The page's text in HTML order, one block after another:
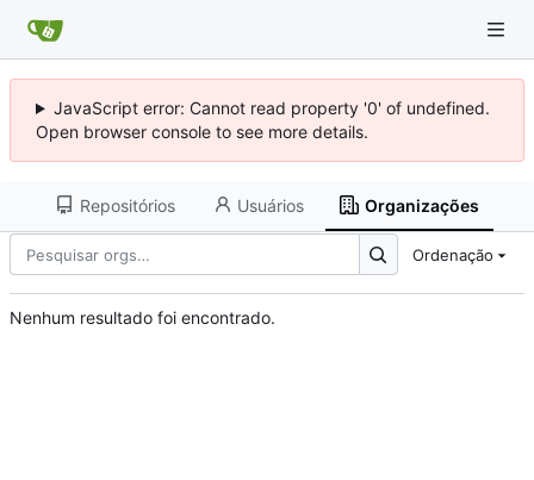
JavaScript error: Cannot read property '0' of undefined.
Open browser console to see more details.
Repositórios Usuários Organizações
Ordenação
Nenhum resultado foi encontrado.